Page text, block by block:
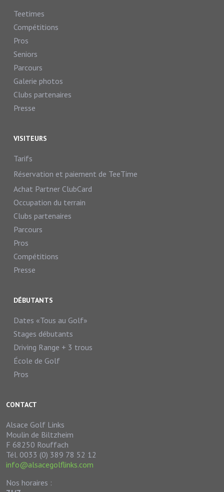
Teetimes
Compétitions
Pros
Seniors
Parcours
Galerie photos
Clubs partenaires
Presse
VISITEURS
Tarifs
Réservation et paiement de TeeTime
Achat Partner ClubCard
Occupation du terrain
Clubs partenaires
Parcours
Pros
Compétitions
Presse
DÉBUTANTS
Dates «Tous au Golf»
Stages débutants
Driving Range + 3 trous
École de Golf
Pros
CONTACT
Alsace Golf Links
Moulin de Biltzheim
F 68250 Rouffach
Tél. 0033 (0) 389 78 52 12
info@alsacegolflinks.com
Nos horaires :